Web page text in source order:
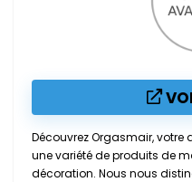
Découvrez Orgasmair,
une variété de produits de
décoration. Nous nous